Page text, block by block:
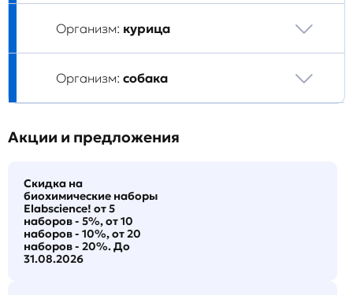
Организм: курица
Организм: собака
Акции и предложения
Скидка на
биохимические наборы
Elabscience! от 5
наборов - 5%, от 10
наборов - 10%, от 20
наборов - 20%. До
31.08.2026